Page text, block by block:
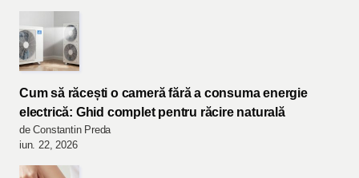
Cum să răcești o cameră fără a consuma energie
electrică: Ghid complet pentru răcire naturală
de Constantin Preda
iun. 22, 2026